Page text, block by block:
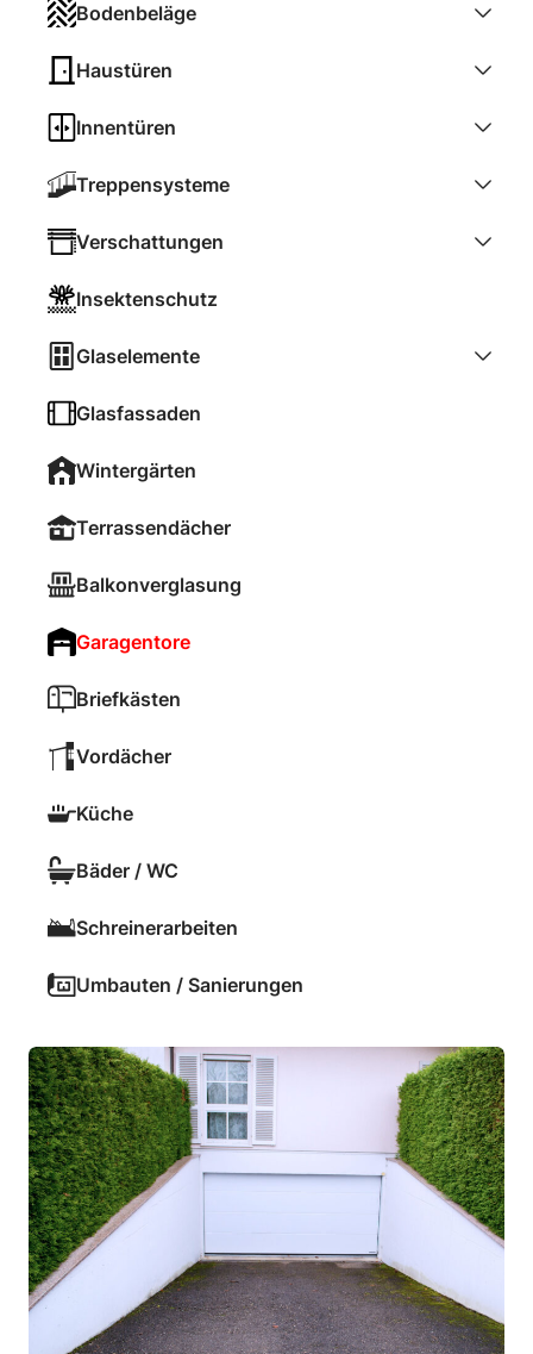
Bodenbeläge
Haustüren
Innentüren
Treppensysteme
Verschattungen
Insektenschutz
Glaselemente
Glasfassaden
Wintergärten
Terrassendächer
Balkonverglasung
Garagentore
Briefkästen
Vordächer
Küche
Bäder / WC
Schreinerarbeiten
Umbauten / Sanierungen